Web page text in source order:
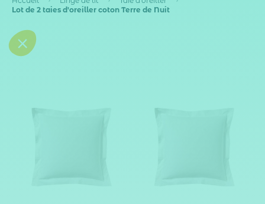
Lot de 2 taies d'oreiller coton Terre de Nuit